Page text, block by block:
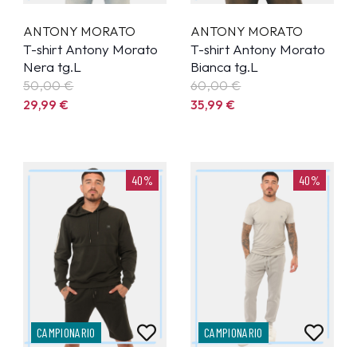
ANTONY MORATO
T-shirt Antony Morato
Nera tg.L
50,00 €
29,99€
ANTONY MORATO
T-shirt Antony Morato
Bianca tg.L
60,00 €
35,99€
40%
CAMPIONARIO
40%
CAMPIONARIO